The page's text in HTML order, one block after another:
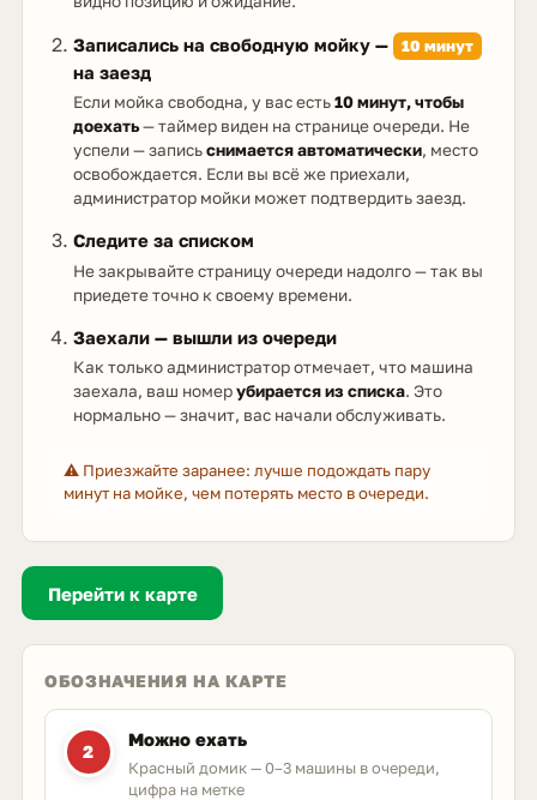
Записались на свободную мойку — 10 минут
на заезд
Если мойка свободна, у вас есть10 минут, чтобы
доехать— таймер виден на странице очереди. Не
успели — записьснимается автоматически, место
освобождается. Если вы всё же приехали,
администратор мойки может подтвердить заезд.
Следите за списком
Не закрывайте страницу очереди надолго — так вы
приедете точно к своему времени.
Заехали — вышли из очереди
Как только администратор отмечает, что машина
заехала, ваш номерубирается из списка. Это
нормально — значит, вас начали обслуживать.
⚠️ Приезжайте заранее: лучше подождать пару
минут на мойке, чем потерять место в очереди.
Перейти к карте
ОБОЗНАЧЕНИЯ НА КАРТЕ
2
Можно ехать
Красный домик — 0–3 машины в очереди,
цифра на метке